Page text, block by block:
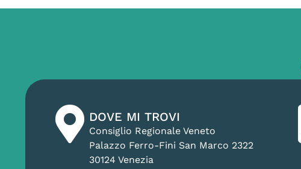
DOVE MI TROVI
Consiglio Regionale Veneto
Palazzo Ferro-Fini San Marco 2322
30124 Venezia